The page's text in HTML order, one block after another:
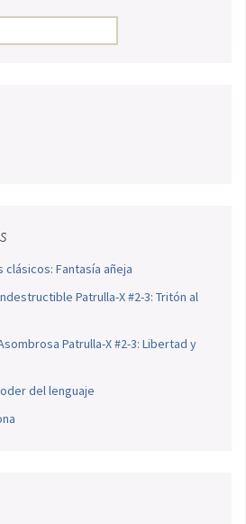
clásicos: Fantasía añeja
Patrulla-X #2-3: Tritón al
Patrulla-X #2-3: Libertad y
del lenguaje